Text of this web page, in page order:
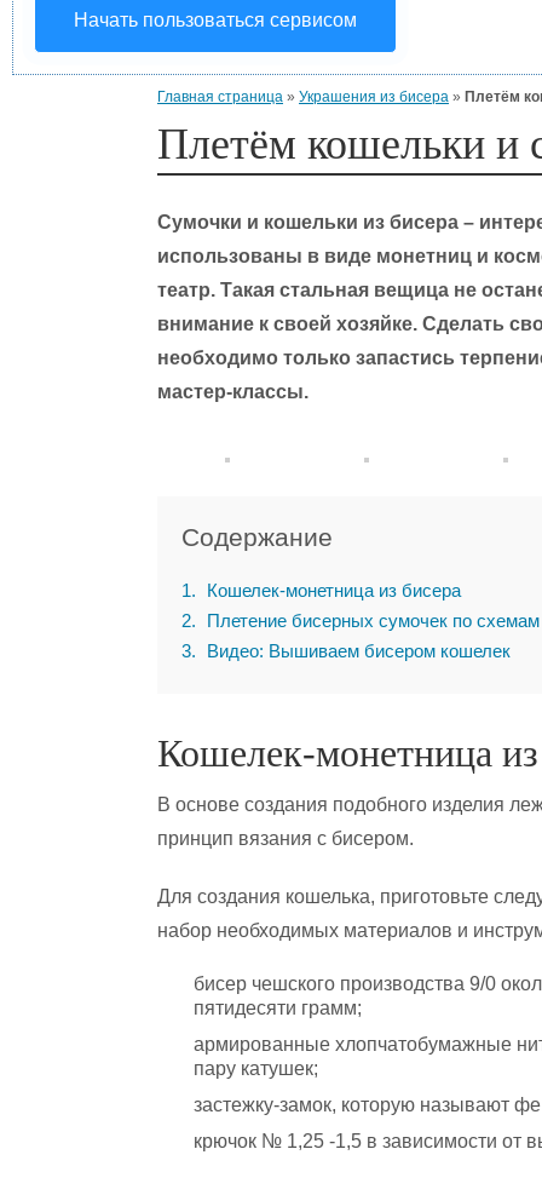
Начать пользоваться сервисом
Главная страница » Украшения из бисера » Плетём
Плетём кошельки и
Сумочки и кошельки из бисера –
использованы в виде монетниц и
театр. Такая стальная вещица не
внимание к своей хозяйке. Сделать
необходимо только запастись
мастер-классы.
Содержание
1
Кошелек-монетница из бисера
2
Плетение бисерных сумочек по схемам
3
Видео: Вышиваем бисером кошелек
Кошелек-монетница из
В основе создания подобного изделия
принцип вязания с бисером.
Для создания кошелька, приготовьте
набор необходимых материалов и
бисер чешского производства 9/0
пятидесяти грамм;
армированные хлопчатобумажные
пару катушек;
застежку-замок, которую называют
крючок № 1,25 -1,5 в зависимости от